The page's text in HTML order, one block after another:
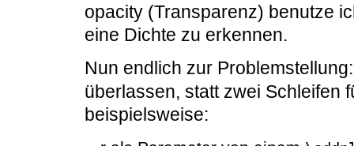
opacity (Transparenz) benutze
eine Dichte zu erkennen.
Nun endlich zur
überlassen, statt zwei Schleifen
beispielsweise: